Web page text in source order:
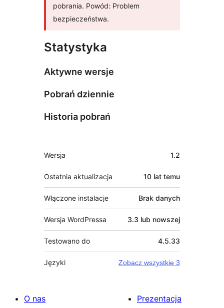
pobrania. Powód: Problem
bezpieczeństwa.
Statystyka
Aktywne wersje
Pobrań dziennie
Historia pobrań
Meta
Wersja 1.2
Ostatnia aktualizacja 10 lat temu
Włączone instalacje Brak danych
Wersja WordPressa 3.3 lub nowszej
Testowano do 4.5.33
Języki Zobacz wszystkie 3
O nas
Prezentacja